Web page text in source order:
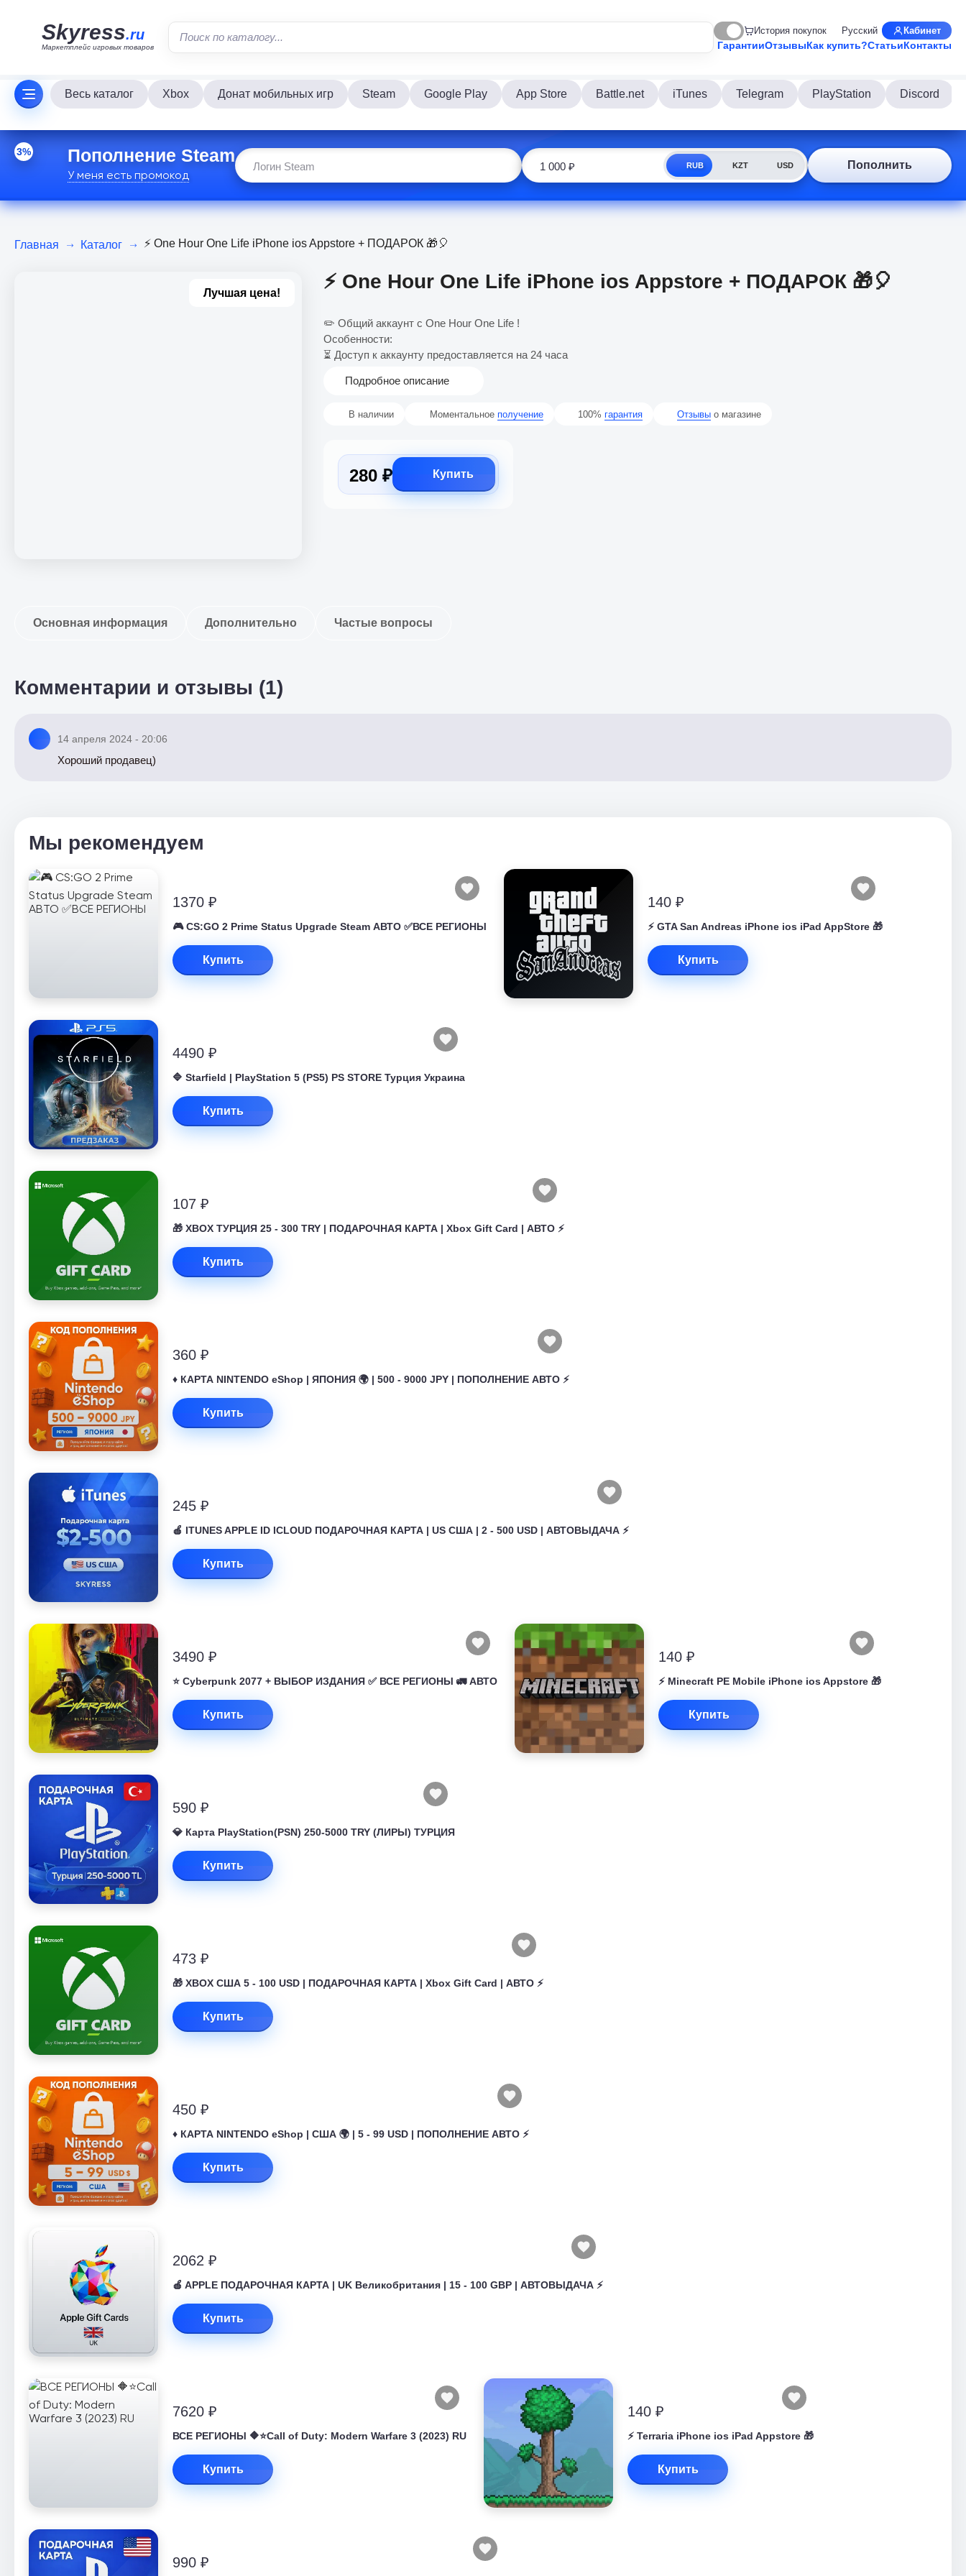
Skyress.ru
Маркетплейс игровых товаров
История покупок Русский Кабинет
ГарантииОтзывыКак купить?СтатьиКонтакты
Весь каталог Xbox Донат мобильных игр Steam Google Play App Store Battle.net iTunes Telegram PlayStation Discord
3% Пополнение Steam
У меня есть промокод
RUB KZT USD Пополнить
Главная Каталог ⚡️ One Hour One Life iPhone ios Appstore + ПОДАРОК 🎁🎈
Лучшая цена!
⚡️ One Hour One Life iPhone ios Appstore + ПОДАРОК 🎁🎈
✏️ Общий аккаунт с One Hour One Life !
Особенности:
⏳ Доступ к аккаунту предоставляется на 24 часа
Подробное описание
В наличии Моментальное получение 100% гарантия Отзывы о магазине
280 ₽ Купить
Основная информация Дополнительно Частые вопросы
Комментарии и отзывы (1)
14 апреля 2024 - 20:06
Хороший продавец)
Мы рекомендуем
1370 ₽
🎮 CS:GO 2 Prime Status Upgrade Steam АВТО ✅ВСЕ РЕГИОНЫ
Купить
140 ₽
⚡️ GTA San Andreas iPhone ios iPad AppStore 🎁
Купить
4490 ₽
🔷 Starfield | PlayStation 5 (PS5) PS STORE Турция Украина
Купить
107 ₽
🎁 XBOX ТУРЦИЯ 25 - 300 TRY | ПОДАРОЧНАЯ КАРТА | Xbox Gift Card | АВТО ⚡
Купить
360 ₽
♦️ КАРТА NINTENDO eShop | ЯПОНИЯ 🌍 | 500 - 9000 JPY | ПОПОЛНЕНИЕ АВТО ⚡
Купить
245 ₽
🍎 ITUNES APPLE ID ICLOUD ПОДАРОЧНАЯ КАРТА | US США | 2 - 500 USD | АВТОВЫДАЧА ⚡️
Купить
3490 ₽
⭐ Cyberpunk 2077 + ВЫБОР ИЗДАНИЯ ✅ ВСЕ РЕГИОНЫ 🚛 АВТО
Купить
140 ₽
⚡️ Minecraft PE Mobile iPhone ios Appstore 🎁
Купить
590 ₽
💎 Карта PlayStation(PSN) 250-5000 TRY (ЛИРЫ) ТУРЦИЯ
Купить
473 ₽
🎁 XBOX США 5 - 100 USD | ПОДАРОЧНАЯ КАРТА | Xbox Gift Card | АВТО ⚡
Купить
450 ₽
♦️ КАРТА NINTENDO eShop | США 🌍 | 5 - 99 USD | ПОПОЛНЕНИЕ АВТО ⚡
Купить
2062 ₽
🍎 APPLE ПОДАРОЧНАЯ КАРТА | UK Великобритания | 15 - 100 GBP | АВТОВЫДАЧА ⚡️
Купить
7620 ₽
ВСЕ РЕГИОНЫ 🔶⭐Call of Duty: Modern Warfare 3 (2023) RU
Купить
140 ₽
⚡️ Terraria iPhone ios iPad Appstore 🎁
Купить
990 ₽